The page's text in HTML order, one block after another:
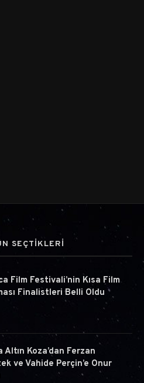
SEÇTİKLERİ
Film Festivali’nin Kısa Film
Finalistleri Belli Oldu
Altın Koza’dan Ferzan
ve Vahide Perçin’e Onur